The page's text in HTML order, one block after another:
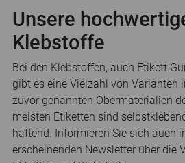
Unsere
Klebstoffe
Bei den Klebstoffen, auch Etikett
gibt es eine Vielzahl von Varianten
zuvor genannten Obermaterialien
meisten Etiketten sind
haftend. Informieren Sie sich auch
erscheinenden Newsletter über die